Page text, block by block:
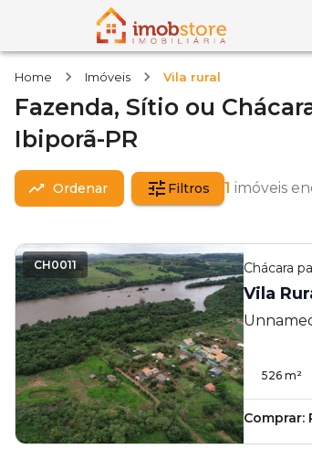
Home Imóveis Vila rural
Fazenda, Sítio ou
Ibiporã-PR
Ordenar Filtros 1 imóveis
CH0011 Chácara
Vila
526 m²
Comprar: